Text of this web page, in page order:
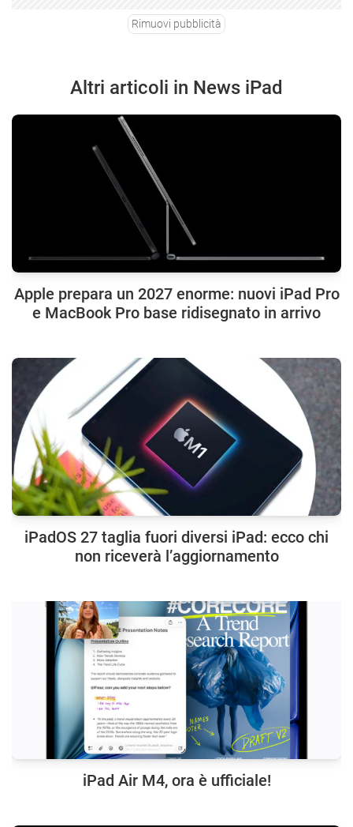
Rimuovi pubblicità
Altri articoli in News iPad
Apple prepara un 2027 enorme: nuovi iPad Pro
e MacBook Pro base ridisegnato in arrivo
iPadOS 27 taglia fuori diversi iPad: ecco chi
non riceverà l’aggiornamento
iPad Air M4, ora è ufficiale!